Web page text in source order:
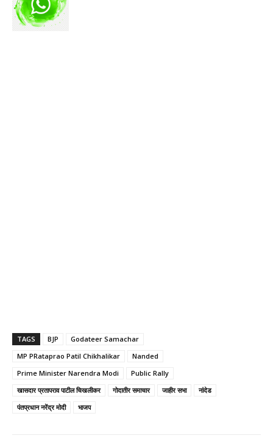
TAGS BJP
Godateer Samachar
MP PRataprao Patil Chikhalikar
Nanded
Prime Minister Narendra Modi
Public Rally
खासदार प्रतापराव पाटील चिखलीकर
गोदातीर समाचार जाहीर सभा
नांदेड
पंतप्रधान नरेंद्र मोदी
भाजप